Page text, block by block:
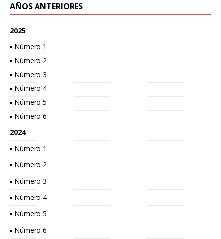
AÑOS ANTERIORES
2025
▪ Número 1
▪ Número 2
▪ Número 3
▪ Número 4
▪ Número 5
▪ Número 6
2024
▪ Número 1
▪ Número 2
▪ Número 3
▪ Número 4
▪ Número 5
▪ Número 6